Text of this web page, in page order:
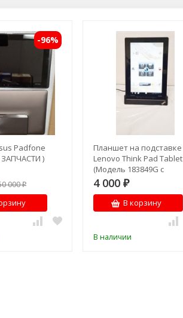
-96%
Padfone
)
000₽
Планшет на подставке
Lenovo Think Pad Tablet
(Модель 183849G с
клавиатурой)
4 000 ₽
В корзину
В наличии